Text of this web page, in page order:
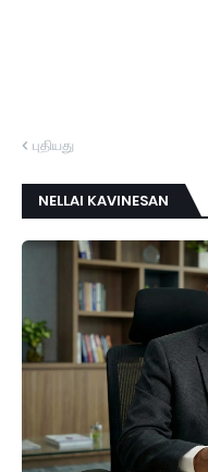
புதியது
NELLAI KAVINESAN